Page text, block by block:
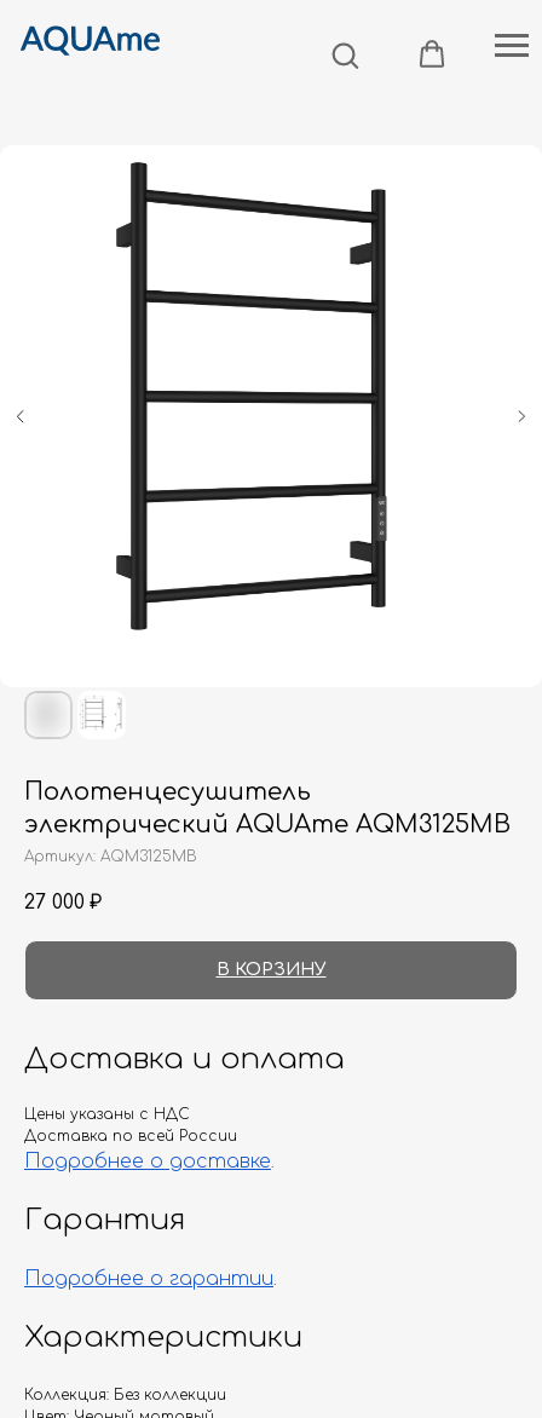
Полотенцесушитель
электрический AQUAme AQM3125MB
Артикул: AQM3125MB
27 000 ₽
В КОРЗИНУ
Доставка и оплата
Цены указаны с НДС
Доставка по всей России
Подробнее о доставке.
Гарантия
Подробнее о гарантии.
Характеристики
Коллекция: Без коллекции